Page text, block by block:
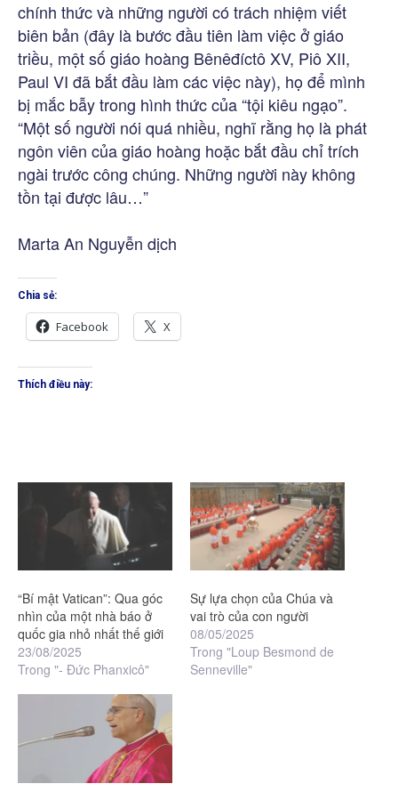
chính thức và những người có trách nhiệm viết
biên bản (đây là bước đầu tiên làm việc ở giáo
triều, một số giáo hoàng Bênêđíctô XV, Piô XII,
Paul VI đã bắt đầu làm các việc này), họ để mình
bị mắc bẫy trong hình thức của “tội kiêu ngạo”.
“Một số người nói quá nhiều, nghĩ rằng họ là phát
ngôn viên của giáo hoàng hoặc bắt đầu chỉ trích
ngài trước công chúng. Những người này không
tồn tại được lâu…”
Marta An Nguyễn dịch
Chia sẻ:
Facebook X
Thích điều này:
“Bí mật Vatican”: Qua góc
nhìn của một nhà báo ở
quốc gia nhỏ nhất thế giới
23/08/2025
Trong "- Đức Phanxicô"
Sự lựa chọn của Chúa và
vai trò của con người
08/05/2025
Trong "Loup Besmond de
Senneville"